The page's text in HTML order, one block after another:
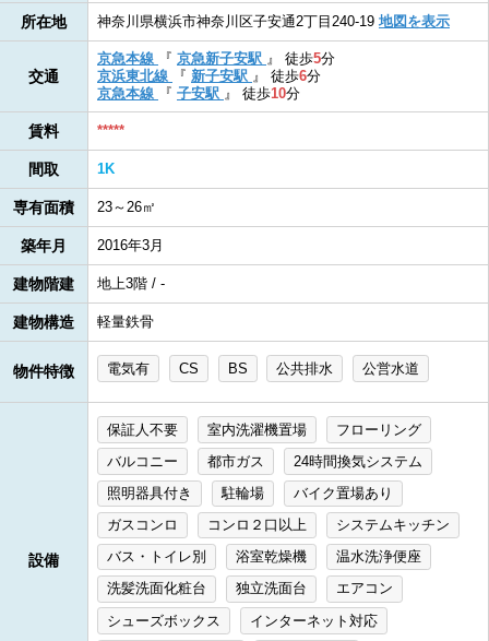
所在地 神奈川県横浜市神奈川区子安通2丁目240-19 地図を表示
交通
京急本線 『 京急新子安駅 』 徒歩5分
京浜東北線
『 新子安駅 』 徒歩6分
京急本線
『 子安駅 』 徒歩10分
賃料 *****
間取 1K
専有面積 23～26㎡
築年月 2016年3月
建物階建 地上3階 / -
建物構造 軽量鉄骨
物件特徴 電気有 CS BS 公共排水 公営水道
設備
保証人不要 室内洗濯機置場
フローリング
バルコニー
都市ガス
24時間換気システム
照明器具付き
駐輪場
バイク置場あり
ガスコンロ
コンロ２口以上
システムキッチン
バス・トイレ別
浴室乾燥機
温水洗浄便座
洗髪洗面化粧台
独立洗面台
エアコン
シューズボックス
インターネット対応